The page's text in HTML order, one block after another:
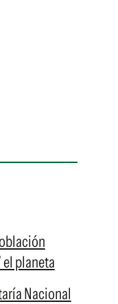
planeta
Nacional